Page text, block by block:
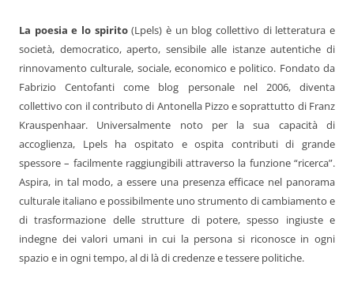
La poesia e lo spirito(Lpels) è un blog collettivo di letteratura e
società, democratico, aperto, sensibile alle istanze autentiche di
rinnovamento culturale, sociale, economico e politico. Fondato da
Fabrizio Centofanti come blog personale nel 2006, diventa
collettivo con il contributo di Antonella Pizzo e soprattutto di Franz
Krauspenhaar. Universalmente noto per la sua capacità di
accoglienza, Lpels ha ospitato e ospita contributi di grande
spessore – facilmente raggiungibili attraverso la funzione “ricerca”.
Aspira, in tal modo, a essere una presenza efficace nel panorama
culturale italiano e possibilmente uno strumento di cambiamento e
di trasformazione delle strutture di potere, spesso ingiuste e
indegne dei valori umani in cui la persona si riconosce in ogni
spazio e in ogni tempo, al di là di credenze e tessere politiche.